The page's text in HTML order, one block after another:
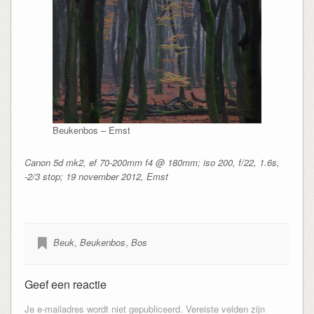
Beukenbos – Emst
Canon 5d mk2, ef 70-200mm f4 @ 180mm; iso 200, f/22, 1.6s,
-2/3 stop; 19 november 2012, Emst
Beuk, Beukenbos, Bos
Geef een reactie
Je e-mailadres wordt niet gepubliceerd. Vereiste velden zijn